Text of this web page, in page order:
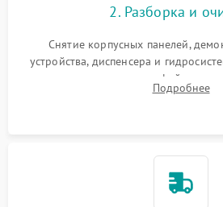
2. Разборка и
Снятие корпусных панелей,
устройства, диспенсера и
внутренних узлов от кофейных
Промывка дренажных каналов и
Подробнее